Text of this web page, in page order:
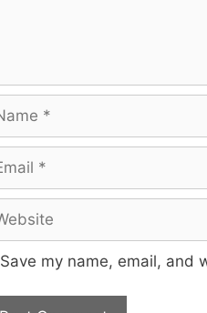
Save my name, email, and